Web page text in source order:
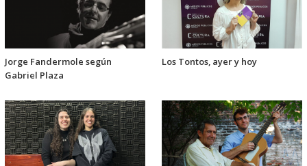
Jorge Fandermole según
Gabriel Plaza
Los Tontos, ayer y hoy